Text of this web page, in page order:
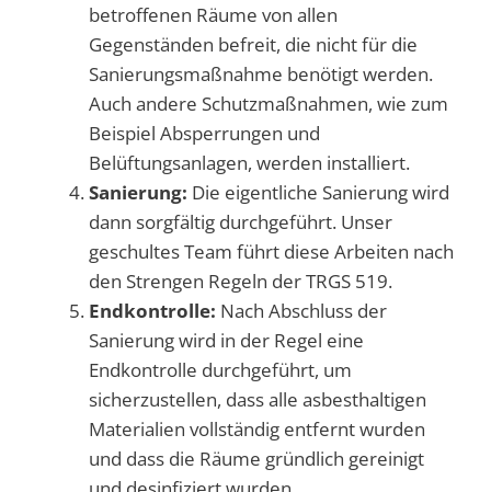
betroffenen Räume von allen
Gegenständen befreit, die nicht für die
Sanierungsmaßnahme benötigt werden.
Auch andere Schutzmaßnahmen, wie zum
Beispiel Absperrungen und
Belüftungsanlagen, werden installiert.
Sanierung: Die eigentliche Sanierung wird
dann sorgfältig durchgeführt. Unser
geschultes Team führt diese Arbeiten nach
den Strengen Regeln der TRGS 519.
Endkontrolle: Nach Abschluss der
Sanierung wird in der Regel eine
Endkontrolle durchgeführt, um
sicherzustellen, dass alle asbesthaltigen
Materialien vollständig entfernt wurden
und dass die Räume gründlich gereinigt